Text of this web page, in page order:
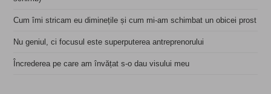
Cum îmi stricam eu diminețile și cum mi-am schimbat un obicei prost
Nu geniul, ci focusul este superputerea antreprenorului
Încrederea pe care am învățat s-o dau visului meu